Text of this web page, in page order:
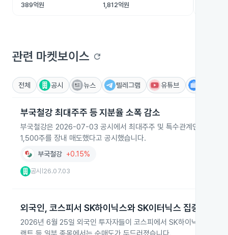
389억원
1,812억원
관련 마켓보이스 refresh
전체 공시 뉴스 텔레그램 유튜브
부국철강 최대주주 등 지분율 소폭 감소
부국철강은 2026-07-03 공시에서 최대주주 및 특수관계인 보유
1,500주를 장내 매도했다고 공시했습니다.
부국철강 +0.15%
공시 26.07.03
외국인, 코스피서 SK하이닉스와 SK이터닉스 집중 순매수
2026년 6월 25일 외국인 투자자들이 코스피에서 SK하이닉스와 SK